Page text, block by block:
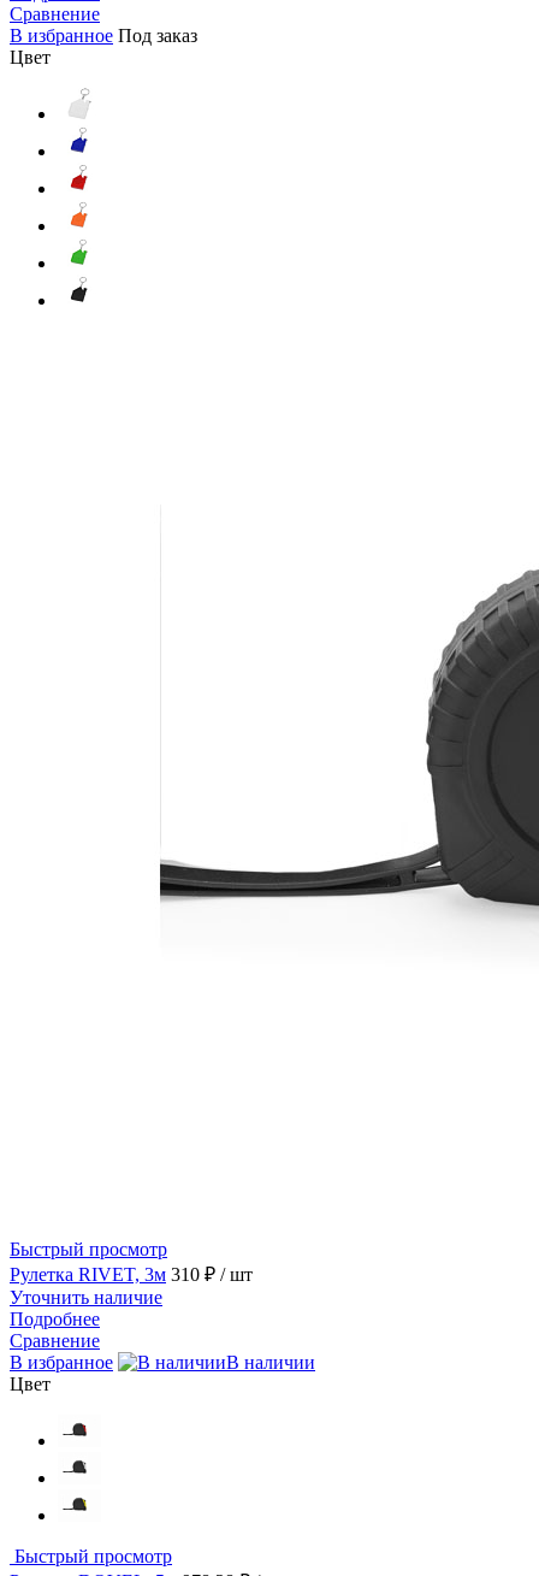
Сравнение
В избранное Под заказ
Цвет
Быстрый просмотр
Рулетка RIVET, 3м 310 ₽ / шт
Уточнить наличие
Подробнее
Сравнение
В избранное
В наличии
Цвет
Быстрый просмотр